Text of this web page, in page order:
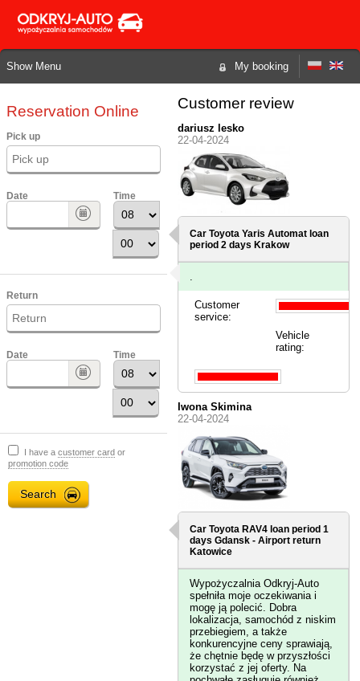
My booking
Show Menu
Reservation Online
Pick up
Date Time
Return
Date Time
I have a customer card or
promotion code
Customer review
dariusz lesko
22-04-2024
Car Toyota Yaris Automat loan
period 2 days Krakow
.
Customer
service:
Vehicle
rating:
Iwona Skimina
22-04-2024
Car Toyota RAV4 loan period 1
daysGdansk - Airport return
Katowice
Wypożyczalnia Odkryj-Auto
spełniła moje oczekiwania i
mogę ją polecić. Dobra
lokalizacja, samochód z niskim
przebiegiem, a także
konkurencyjne ceny sprawiają,
że chętnie będę w przyszłości
korzystać z jej oferty. Na